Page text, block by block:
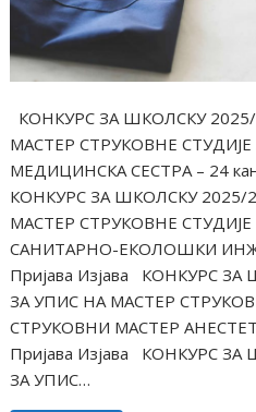
КОНКУРС ЗА ШКОЛСКУ
МАСТЕР СТРУКОВНЕ
МЕДИЦИНСКА СЕСТРА – 24
КОНКУРС ЗА ШКОЛСКУ 2025/
МАСТЕР СТРУКОВНЕ
САНИТАРНО-ЕКОЛОШКИ
Пријава Изјава КОНКУРС
ЗА УПИС НА МАСТЕР
СТРУКОВНИ МАСТЕР
Пријава Изјава КОНКУРС
ЗА УПИС…